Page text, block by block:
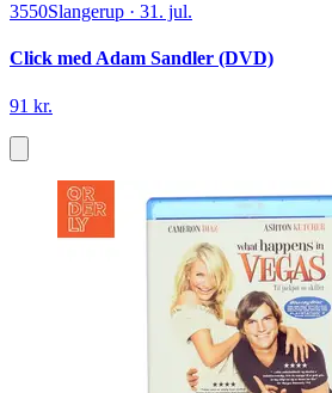
3550Slangerup · 31. jul.
Click med Adam Sandler (DVD)
91 kr.